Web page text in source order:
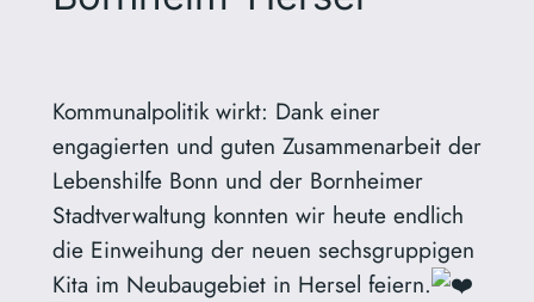
Kommunalpolitik wirkt: Dank einer
engagierten und guten Zusammenarbeit der
Lebenshilfe Bonn und der Bornheimer
Stadtverwaltung konnten wir heute endlich
die Einweihung der neuen sechsgruppigen
Kita im Neubaugebiet in Hersel feiern.